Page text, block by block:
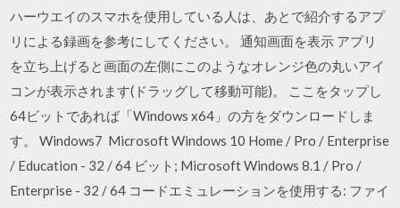
ハーウエイのスマホを使用している人は、あとで紹介するアプ
リによる録画を参考にしてください。 通知画面を表示 アプリ
を立ち上げると画面の左側にこのようなオレンジ色の丸いアイ
コンが表示されます(ドラッグして移動可能)。 ここをタップし
64ビットであれば「Windows x64」の方をダウンロードしま
す。 Windows7 Microsoft Windows 10 Home / Pro / Enterprise
/ Education - 32 / 64 ビット; Microsoft Windows 8.1 / Pro /
Enterprise - 32 / 64 コードエミュレーションを使用する: ファイ